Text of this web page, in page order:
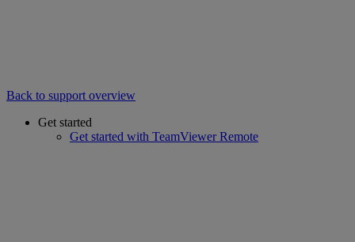
Back to support overview
Get started
Get started with TeamViewer Remote